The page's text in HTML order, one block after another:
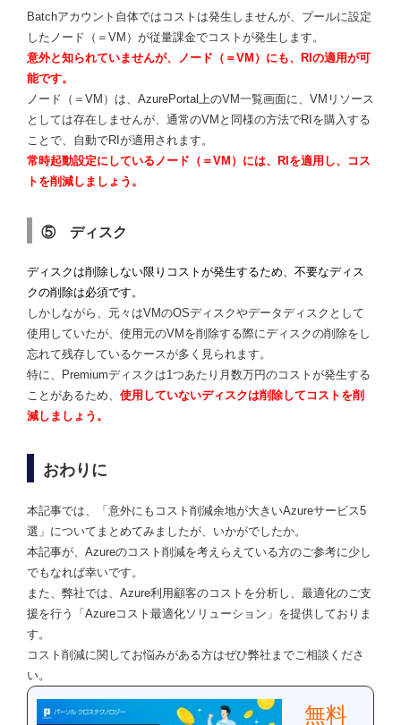
Batchアカウント自体ではコストは発生しませんが、プールに設定
したノード（＝VM）が従量課金でコストが発生します。
意外と知られていませんが、ノード（＝VM）にも、RIの適用が可
能です。
ノード（＝VM）は、AzurePortal上のVM一覧画面に、VMリソース
としては存在しませんが、通常のVMと同様の方法でRIを購入する
ことで、自動でRIが適用されます。
常時起動設定にしているノード（＝VM）には、RIを適用し、コス
トを削減しましょう。
⑤ ディスク
ディスクは削除しない限りコストが発生するため、不要なディス
クの削除は必須です。
しかしながら、元々はVMのOSディスクやデータディスクとして
使用していたが、使用元のVMを削除する際にディスクの削除をし
忘れて残存しているケースが多く見られます。
特に、Premiumディスクは1つあたり月数万円のコストが発生する
ことがあるため、 使用していないディスクは削除してコストを削
減しましょう。
おわりに
本記事では、「意外にもコスト削減余地が大きいAzureサービス5
選」についてまとめてみましたが、いかがでしたか。
本記事が、Azureのコスト削減を考えらえている方のご参考に少し
でもなれば幸いです。
また、弊社では、Azure利用顧客のコストを分析し、最適化のご支
援を行う「Azureコスト最適化ソリューション」を提供しておりま
す。
コスト削減に関してお悩みがある方はぜひ弊社までご相談くださ
い。
無料